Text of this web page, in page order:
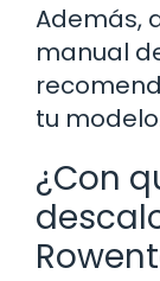
Además,
manual
tu
¿Con